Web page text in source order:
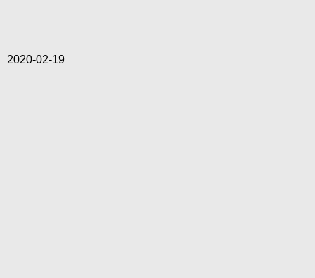
2020-02-19